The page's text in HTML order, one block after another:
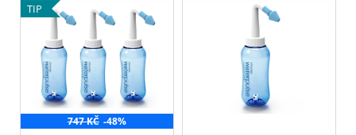
TIP
747 KČ -48%